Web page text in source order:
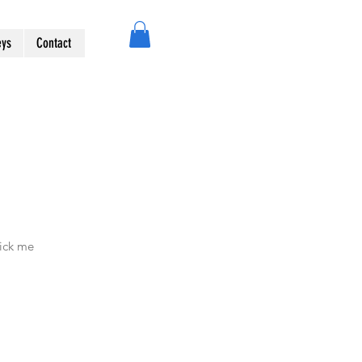
Contact
me